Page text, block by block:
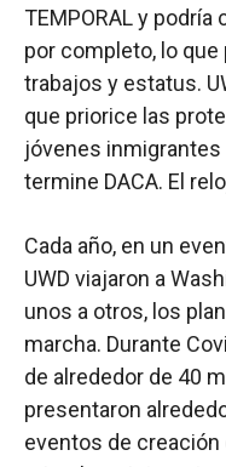
TEMPORAL y
por completo, lo
trabajos y estatus.
que priorice las
jóvenes inmigrantes
termine DACA. El
Cada año, en un
UWD viajaron a
unos a otros, los
marcha. Durante
de alrededor de 40
presentaron
eventos de